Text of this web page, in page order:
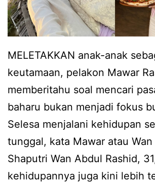
MELETAKKAN anak-anak
keutamaan, pelakon Mawar
memberitahu soal mencari
baharu bukan menjadi fokus
Selesa menjalani kehidupan
tunggal, kata Mawar atau
Shaputri Wan Abdul Rashid,
kehidupannya juga kini lebih